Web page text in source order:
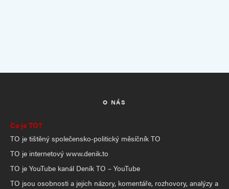
O NÁS
Co je TO?
TO je tištěný společensko-politický měsíčník TO
TO je internetový www.denik.to
TO je YouTube kanál Deník TO – YouTube
TO jsou osobnosti a jejich názory, komentáře, rozhovory, analýzy a